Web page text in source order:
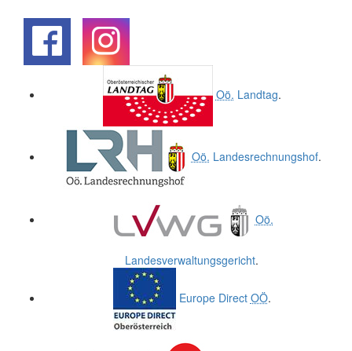
Oö. Landtag.
Oö. Landesrechnungshof.
Oö.
Landesverwaltungsgericht.
Europe Direct OÖ.